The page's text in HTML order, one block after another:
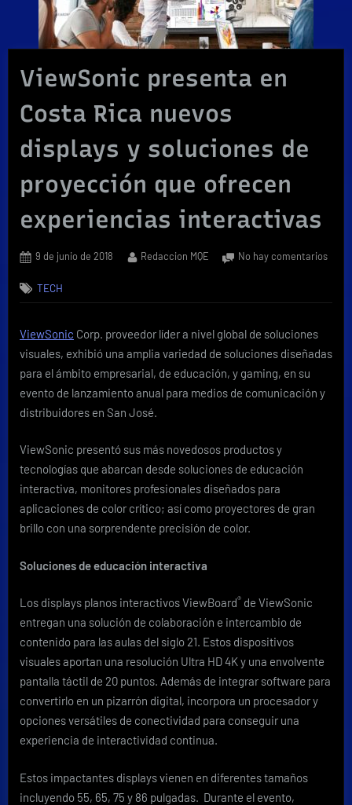
ViewSonic presenta en
Costa Rica nuevos
displays y soluciones de
proyección que ofrecen
experiencias interactivas
Posted
9 de junio de 2018 By
Redaccion MQE No hay comentariosen
en
TECH
ViewSonic Corp. proveedor líder a nivel global de soluciones
visuales, exhibió una amplia variedad de soluciones diseñadas
para el ámbito empresarial, de educación, y gaming, en su
evento de lanzamiento anual para medios de comunicación y
distribuidores en San José.
ViewSonic presentó sus más novedosos productos y
tecnologías que abarcan desde soluciones de educación
interactiva, monitores profesionales diseñados para
aplicaciones de color crítico; así como proyectores de gran
brillo con una sorprendente precisión de color.
Soluciones de educación interactiva
Los displays planos interactivos ViewBoard® de ViewSonic
entregan una solución de colaboración e intercambio de
contenido para las aulas del siglo 21. Estos dispositivos
visuales aportan una resolución Ultra HD 4K y una envolvente
pantalla táctil de 20 puntos. Además de integrar software para
convertirlo en un pizarrón digital, incorpora un procesador y
opciones versátiles de conectividad para conseguir una
experiencia de interactividad continua.
Estos impactantes displays vienen en diferentes tamaños
incluyendo 55, 65, 75 y 86 pulgadas. Durante el evento,